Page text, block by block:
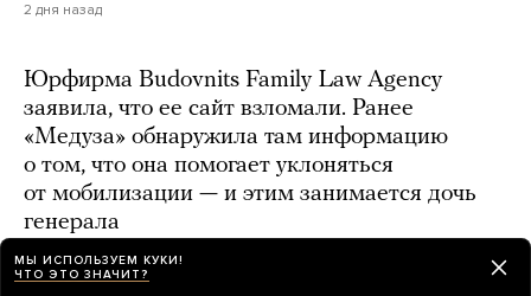
2 дня назад
Юрфирма Budovnits Family Law Agency
заявила, что ее сайт взломали. Ранее
«Медуза» обнаружила там информацию
о том, что она помогает уклоняться
от мобилизации — и этим занимается дочь
генерала
день назад
МЫ ИСПОЛЬЗУЕМ КУКИ!
ЧТО ЭТО ЗНАЧИТ?